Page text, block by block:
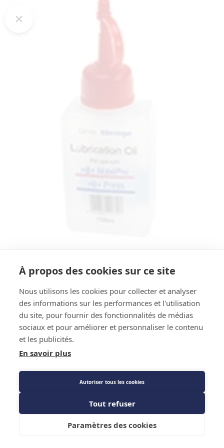
Code : 1519012
Lubrifiant pour raccord à sertir - IBP
<B>Maxipro - 100ml
Prix public
33,52 €TTC
Description détaillée
Ajouter au panier
À propos des cookies sur ce site
Nous utilisons les cookies pour collecter et analyser
des informations sur les performances et l'utilisation
du site, pour fournir des fonctionnalités de médias
sociaux et pour améliorer et personnaliser le contenu
et les publicités.
En savoir plus
Autoriser tous les cookies
Tout refuser
Paramètres des cookies